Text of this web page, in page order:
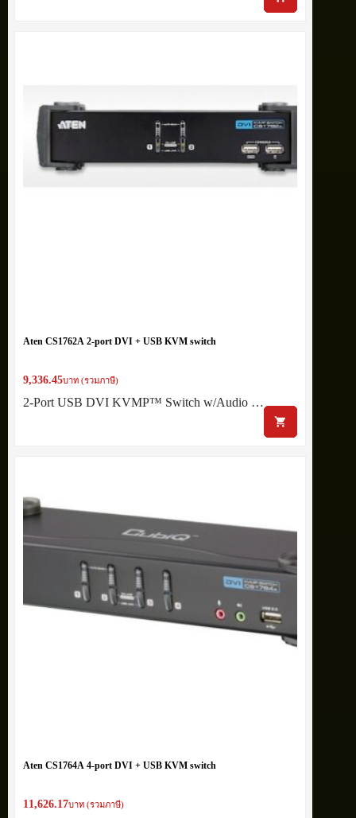
Aten CS1762A 2-port DVI + USB KVM switch
9,336.45บาท (รวมภาษี)
2-Port USB DVI KVMP™ Switch w/Audio …
Aten CS1764A 4-port DVI + USB KVM switch
11,626.17บาท (รวมภาษี)